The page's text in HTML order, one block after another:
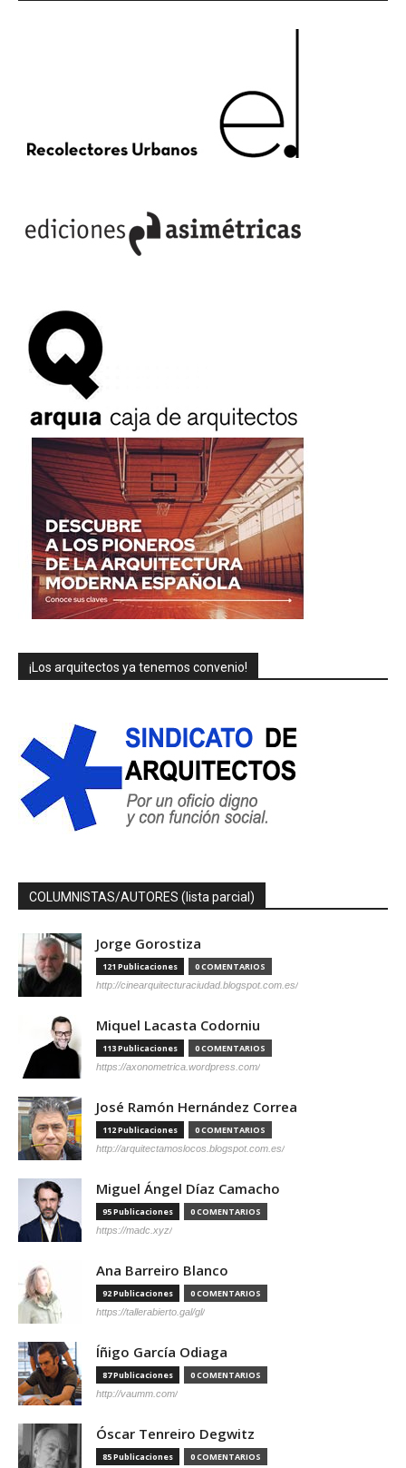
¡Los arquitectos ya tenemos convenio!
COLUMNISTAS/AUTORES (lista parcial)
Jorge Gorostiza
121 Publicaciones 0 COMENTARIOS
http://cinearquitecturaciudad.blogspot.com.es/
Miquel Lacasta Codorniu
113 Publicaciones 0 COMENTARIOS
https://axonometrica.wordpress.com/
José Ramón Hernández Correa
112 Publicaciones 0 COMENTARIOS
http://arquitectamoslocos.blogspot.com.es/
Miguel Ángel Díaz Camacho
95 Publicaciones 0 COMENTARIOS
https://madc.xyz/
Ana Barreiro Blanco
92 Publicaciones 0 COMENTARIOS
https://tallerabierto.gal/gl/
Íñigo García Odiaga
87 Publicaciones 0 COMENTARIOS
http://vaumm.com/
Óscar Tenreiro Degwitz
85 Publicaciones 0 COMENTARIOS